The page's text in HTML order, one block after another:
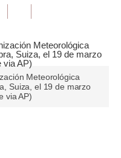
Meteorológica
Suiza, el 19 de marzo
via AP)